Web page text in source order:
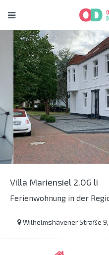
Villa Mariensiel 2.OG li
Ferienwohnung in der
Wilhelmshavener Straße